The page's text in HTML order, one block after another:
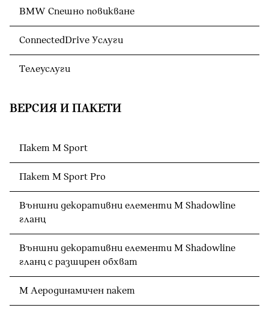
BMW Спешно повикване
ConnectedDrive Услуги
Телеуслуги
ВЕРСИЯ И ПАКЕТИ
Пакет M Sport
Пакет M Sport Pro
Външни декоративни елементи M Shadowline
гланц
Външни декоративни елементи M Shadowline
гланц с разширен обхват
М Аеродинамичен пакет